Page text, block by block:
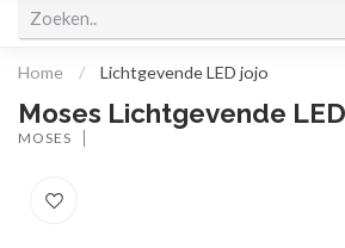
Home / Lichtgevende LED jojo
Moses Lichtgevende
MOSES